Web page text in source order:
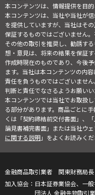
本コンテンツは、情報提供を目的
本コンテンツは、当社や当社が
を提供していますが、当社はそ
保証するものではございません
その他の取引を推奨し、勧誘す
想・意見は、将来の結果を保証
作成時現在のものであり、今後
ます。当社は本コンテンツの内
責任を負うものではございませ
判断と責任でなさるようお願いい
本コンテンツでは当社でお取扱
る部分があります。商品ごとに
くは「契約締結前交付書面」、
論見書補完書面」または当社ウ
に関する説明」をよくお読みくだ
金融商品取引業者 関東財務局
日本証券業協会、一